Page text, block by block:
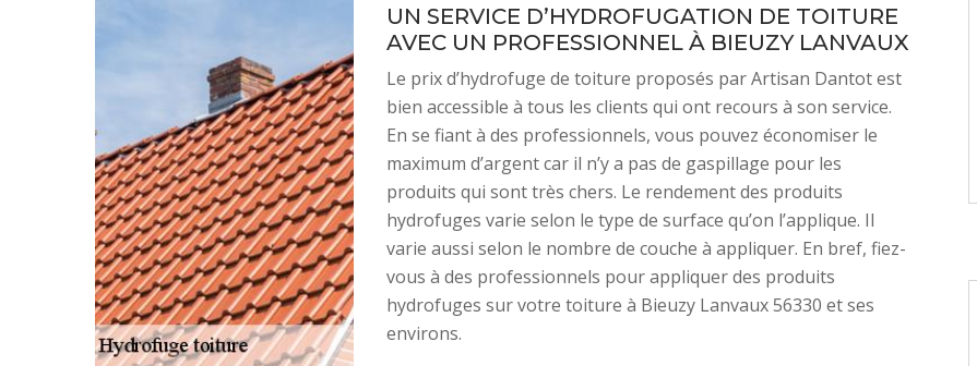
UN SERVICE D’HYDROFUGATION DE TOITURE
AVEC UN PROFESSIONNEL À BIEUZY LANVAUX
Le prix d’hydrofuge de toiture proposés par Artisan Dantot est
bien accessible à tous les clients qui ont recours à son service.
En se fiant à des professionnels, vous pouvez économiser le
maximum d’argent car il n’y a pas de gaspillage pour les
produits qui sont très chers. Le rendement des produits
hydrofuges varie selon le type de surface qu’on l’applique. Il
varie aussi selon le nombre de couche à appliquer. En bref, fiez-
vous à des professionnels pour appliquer des produits
hydrofuges sur votre toiture à Bieuzy Lanvaux 56330 et ses
environs.